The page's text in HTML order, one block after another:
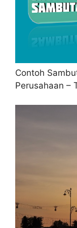
Contoh
Perusahaan –